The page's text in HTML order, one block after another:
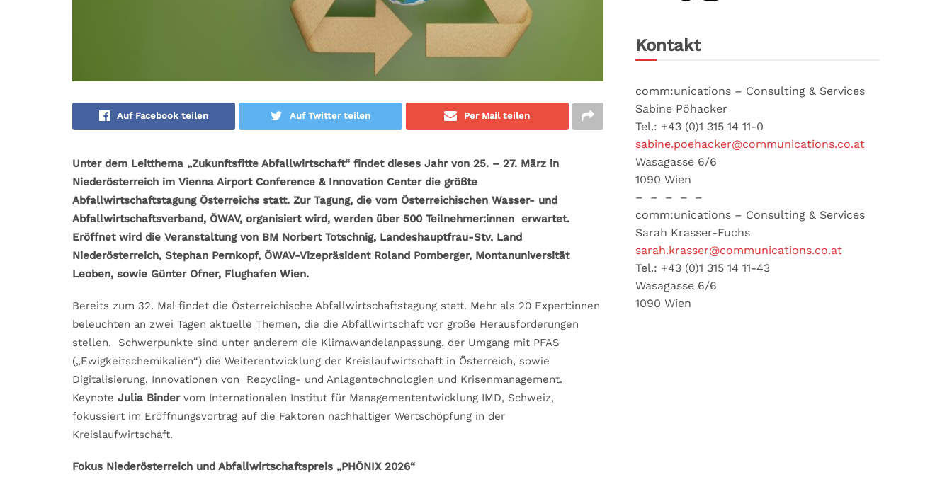
Auf Facebook teilen Auf Twitter teilen Per Mail teilen
Unter dem Leitthema „Zukunftsfitte Abfallwirtschaft“ findetdieses Jahr von 25. – 27. März in
Niederösterreich im Vienna Airport Conference & Innovation Center die größte
Abfallwirtschaftstagung Österreichs statt. Zur Tagung, die vom Österreichischen Wasser- und
Abfallwirtschaftsverband, ÖWAV, organisiert wird, werden über 500 Teilnehmer:innen erwartet.
Eröffnet wird die Veranstaltung von BM Norbert Totschnig, Landeshauptfrau-Stv. Land
Niederösterreich, Stephan Pernkopf, ÖWAV-Vizepräsident Roland Pomberger, Montanuniversität
Leoben, sowie Günter Ofner, Flughafen Wien.
Bereits zum 32. Mal findet die Österreichische Abfallwirtschaftstagung statt. Mehr als 20 Expert:innen
beleuchten an zwei Tagen aktuelle Themen, die die Abfallwirtschaft vor große Herausforderungen
stellen. Schwerpunkte sind unter anderem die Klimawandelanpassung, der Umgang mit PFAS
(„Ewigkeitschemikalien“) die Weiterentwicklung der Kreislaufwirtschaft in Österreich, sowie
Digitalisierung, Innovationen von Recycling- und Anlagentechnologien und Krisenmanagement.
Keynote Julia Bindervom Internationalen Institut für Managemententwicklung IMD, Schweiz,
fokussiert im Eröffnungsvortrag auf die Faktoren nachhaltiger Wertschöpfung in der
Kreislaufwirtschaft.
Fokus Niederösterreich und Abfallwirtschaftspreis „PHÖNIX 2026“
Kontakt
comm:unications – Consulting & Services
Sabine Pöhacker
Tel.: +43 (0)1 315 14 11-0
sabine.poehacker@communications.co.at
Wasagasse 6/6
1090 Wien
– – – – –
comm:unications – Consulting & Services
Sarah Krasser-Fuchs
sarah.krasser@communications.co.at
Tel.: +43 (0)1 315 14 11-43
Wasagasse 6/6
1090 Wien